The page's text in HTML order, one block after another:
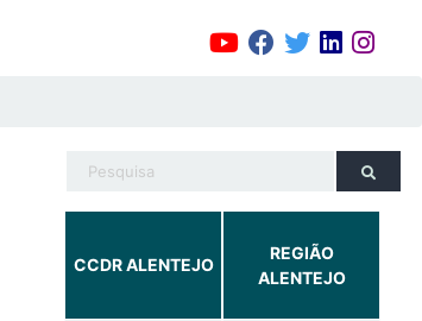
CCDR ALENTEJO
REGIÃO
ALENTEJO